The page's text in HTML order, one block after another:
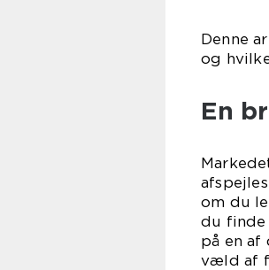
Denne
og
En
om du
du finde
på en af
væld af